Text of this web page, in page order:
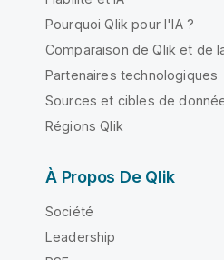
Pourquoi Qlik pour l'IA ?
Comparaison de Qlik et de
Partenaires technologiques
Sources et cibles de
Régions Qlik
À Propos De Qlik
Société
Leadership